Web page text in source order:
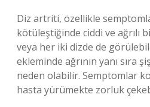
Diz artriti, özellikle
kötüleştiğinde ciddi ve ağrılı
veya her iki dizde de
ekleminde ağrının yanı sıra
neden olabilir. Semptomlar
hasta yürümekte zorluk